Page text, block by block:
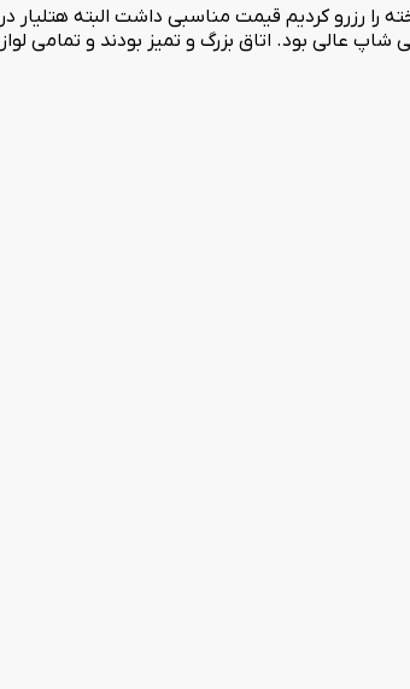
را رزرو کردیم قیمت مناسبی داشت البته
عالی بود. اتاق بزرگ و تمیز بودند و تمامی